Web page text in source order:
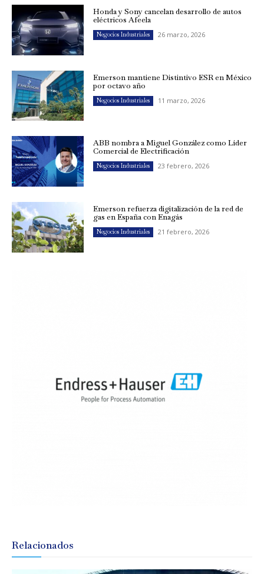
Honda y Sony cancelan desarrollo de autos
eléctricos Afeela
Negocios Industriales 26 marzo, 2026
Emerson mantiene Distintivo ESR en México
por octavo año
Negocios Industriales 11 marzo, 2026
ABB nombra a Miguel González como Líder
Comercial de Electrificación
Negocios Industriales 23 febrero, 2026
Emerson refuerza digitalización de la red de
gas en España con Enagás
Negocios Industriales 21 febrero, 2026
Relacionados